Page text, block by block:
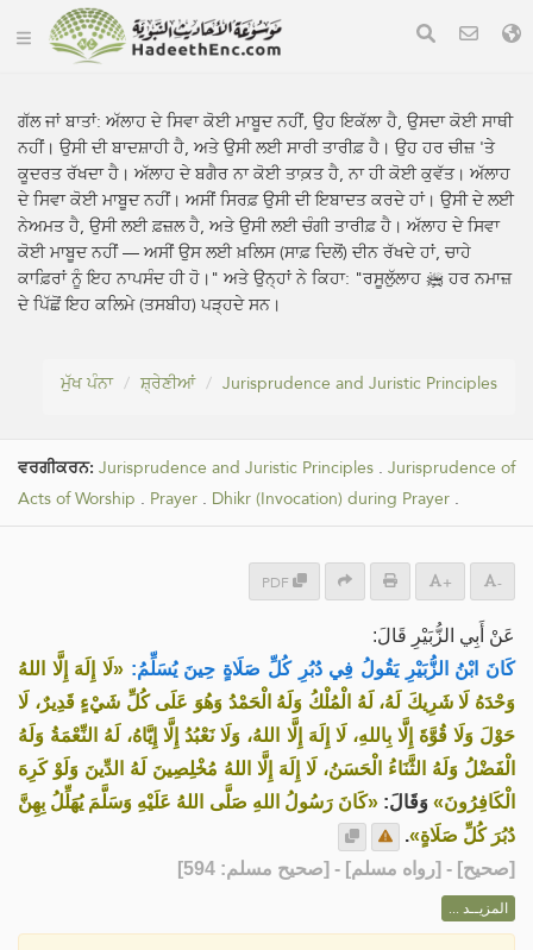
ਗੱਲ ਜਾਂ ਬਾਤਾਂ:ਅੱਲਾਹ ਦੇ ਸਿਵਾ ਕੋਈ ਮਾਬੂਦ ਨਹੀਂ, ਉਹ ਇਕੱਲਾ ਹੈ, ਉਸਦਾ ਕੋਈ ਸਾਥੀ
ਨਹੀਂ। ਉਸੀ ਦੀ ਬਾਦਸ਼ਾਹੀ ਹੈ, ਅਤੇ ਉਸੀ ਲਈ ਸਾਰੀ ਤਾਰੀਫ਼ ਹੈ। ਉਹ ਹਰ ਚੀਜ਼ 'ਤੇ
ਕੂਦਰਤ ਰੱਖਦਾ ਹੈ। ਅੱਲਾਹ ਦੇ ਬਗੈਰ ਨਾ ਕੋਈ ਤਾਕ਼ਤ ਹੈ, ਨਾ ਹੀ ਕੋਈ ਕੁਵੱਤ। ਅੱਲਾਹ
ਦੇ ਸਿਵਾ ਕੋਈ ਮਾਬੂਦ ਨਹੀਂ। ਅਸੀਂ ਸਿਰਫ਼ ਉਸੀ ਦੀ ਇਬਾਦਤ ਕਰਦੇ ਹਾਂ। ਉਸੀ ਦੇ ਲਈ
ਨੇਅਮਤ ਹੈ, ਉਸੀ ਲਈ ਫ਼ਜ਼ਲ ਹੈ, ਅਤੇ ਉਸੀ ਲਈ ਚੰਗੀ ਤਾਰੀਫ਼ ਹੈ। ਅੱਲਾਹ ਦੇ ਸਿਵਾ
ਕੋਈ ਮਾਬੂਦ ਨਹੀਂ — ਅਸੀਂ ਉਸ ਲਈ ਖ਼ਲਿਸ (ਸਾਫ਼ ਦਿਲੋਂ) ਦੀਨ ਰੱਖਦੇ ਹਾਂ, ਚਾਹੇ
ਕਾਫ਼ਿਰਾਂ ਨੂੰ ਇਹ ਨਾਪਸੰਦ ਹੀ ਹੋ।" ਅਤੇ ਉਨ੍ਹਾਂ ਨੇ ਕਿਹਾ: "ਰਸੂਲੁੱਲਾਹ ﷺ ਹਰ ਨਮਾਜ਼
ਦੇ ਪਿੱਛੋਂ ਇਹ ਕਲਿਮੇ (ਤਸਬੀਹ) ਪੜ੍ਹਦੇ ਸਨ।
ਮੁੱਖ ਪੰਨਾ ਸ਼੍ਰੇਣੀਆਂ Jurisprudence and Juristic Principles
ਵਰਗੀਕਰਨ: Jurisprudence and Juristic Principles . Jurisprudence of
Acts of Worship . Prayer . Dhikr (Invocation) during Prayer .
PDF + -
عَنْ ‌أَبِي الزُّبَيْرِ قَالَ:
كَانَ ‌ابْنُ الزُّبَيْرِ يَقُولُ فِي دُبُرِ كُلِّ صَلَاةٍ حِينَ يُسَلِّمُ: «لَا إِلَهَ إِلَّا اللهُ
وَحْدَهُ لَا شَرِيكَ لَهُ، لَهُ الْمُلْكُ وَلَهُ الْحَمْدُ وَهُوَ عَلَى كُلِّ شَيْءٍ قَدِيرٌ، لَا
حَوْلَ وَلَا قُوَّةَ إِلَّا بِاللهِ، لَا إِلَهَ إِلَّا اللهُ، ‌وَلَا ‌نَعْبُدُ ‌إِلَّا إِيَّاهُ، لَهُ النِّعْمَةُ وَلَهُ
الْفَضْلُ وَلَهُ الثَّنَاءُ الْحَسَنُ، لَا إِلَهَ إِلَّا اللهُ مُخْلِصِينَ لَهُ الدِّينَ وَلَوْ كَرِهَ
الْكَافِرُونَ»وَقَالَ:«كَانَ رَسُولُ اللهِ صَلَّى اللهُ عَلَيْهِ وَسَلَّمَ يُهَلِّلُ بِهِنَّ
دُبُرَ كُلِّ صَلَاةٍ».
[صحيح] - [رواه مسلم] - [صحيح مسلم: 594]
المزيــد ...